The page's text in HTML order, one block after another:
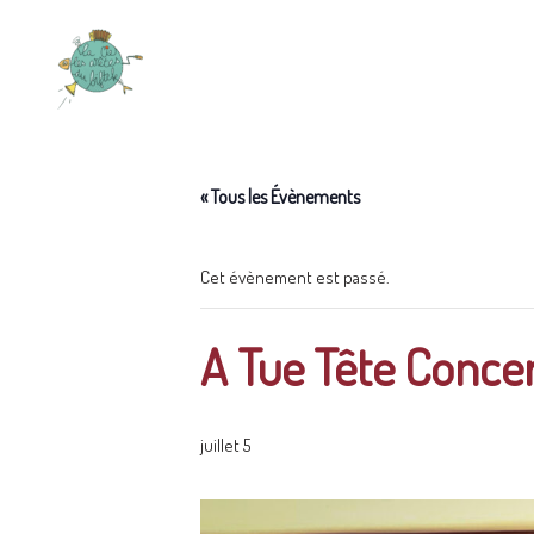
« Tous les Évènements
Cet évènement est passé.
A Tue Tête
juillet 5